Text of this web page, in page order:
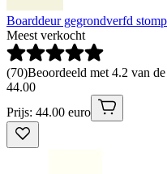
Boarddeur gegrondverfd
Meest verkocht
(70)Beoordeeld met 4.2 van
44.00
Prijs: 44.00 euro